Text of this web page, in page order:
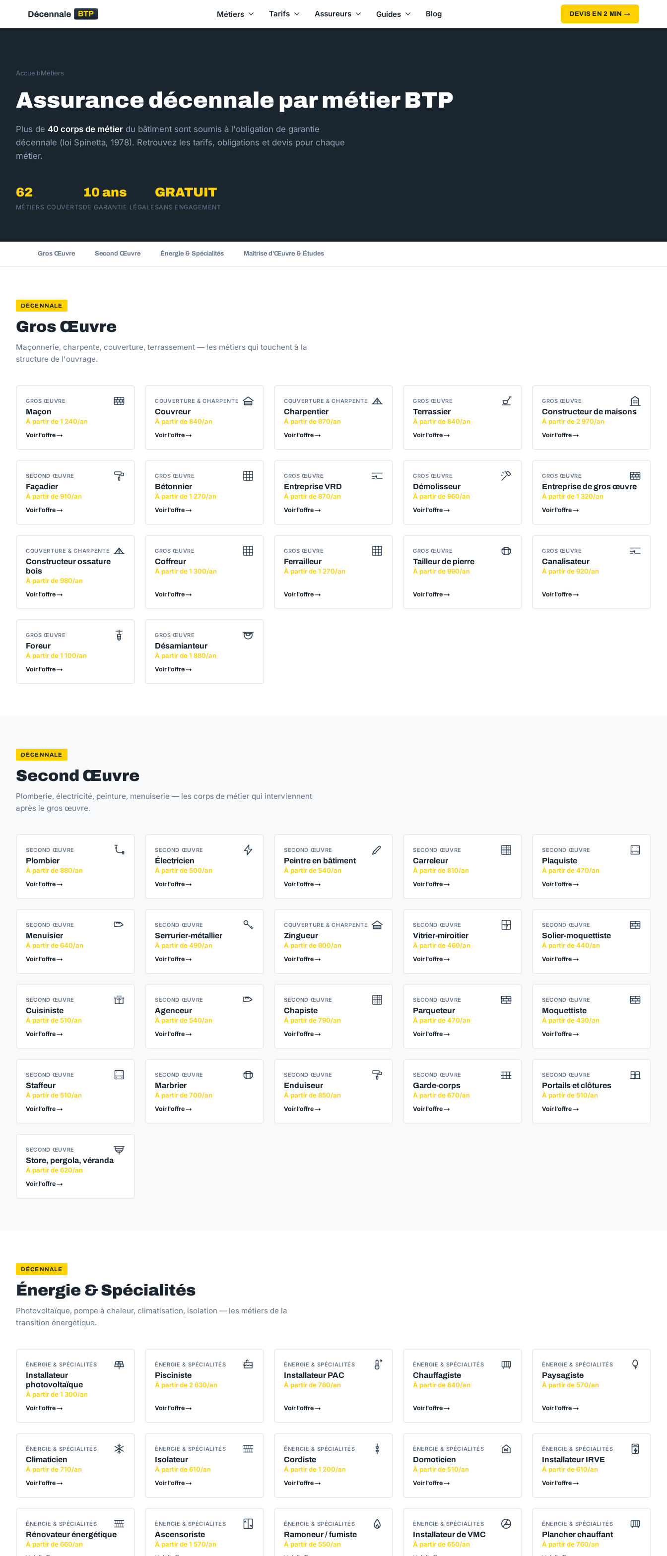
Métiers Tarifs Assureurs Guides Blog DEVIS EN 2 MIN →
Accueil›Métiers
Assurance décennale par métier BTP
Plus de 40 corps de métier du bâtiment sont soumis à l'obligation de garantie
décennale (loi Spinetta, 1978). Retrouvez les tarifs, obligations et devis pour chaque
métier.
62
MÉTIERS COUVERTS
10 ans
DE GARANTIE LÉGALE
GRATUIT
SANS ENGAGEMENT
Gros Œuvre Second Œuvre Énergie & Spécialités Maîtrise d'Œuvre & Études
DÉCENNALE
Gros Œuvre
Maçonnerie, charpente, couverture, terrassement — les métiers qui touchent à la
structure de l'ouvrage.
GROS ŒUVRE
Maçon
À partir de 1 240/an
Voir l'offre →
COUVERTURE & CHARPENTE
Couvreur
À partir de 840/an
Voir l'offre →
COUVERTURE & CHARPENTE
Charpentier
À partir de 870/an
Voir l'offre →
GROS ŒUVRE
Terrassier
À partir de 840/an
Voir l'offre →
GROS ŒUVRE
Constructeur de maisons
À partir de 2 970/an
Voir l'offre →
SECOND ŒUVRE
Façadier
À partir de 910/an
Voir l'offre →
GROS ŒUVRE
Bétonnier
À partir de 1 270/an
Voir l'offre →
GROS ŒUVRE
Entreprise VRD
À partir de 870/an
Voir l'offre →
GROS ŒUVRE
Démolisseur
À partir de 960/an
Voir l'offre →
GROS ŒUVRE
Entreprise de gros œuvre
À partir de 1 320/an
Voir l'offre →
COUVERTURE & CHARPENTE
Constructeur ossature
bois
À partir de 980/an
Voir l'offre →
GROS ŒUVRE
Coffreur
À partir de 1 300/an
Voir l'offre →
GROS ŒUVRE
Ferrailleur
À partir de 1 270/an
Voir l'offre →
GROS ŒUVRE
Tailleur de pierre
À partir de 990/an
Voir l'offre →
GROS ŒUVRE
Canalisateur
À partir de 920/an
Voir l'offre →
GROS ŒUVRE
Foreur
À partir de 1 100/an
Voir l'offre →
GROS ŒUVRE
Désamianteur
À partir de 1 880/an
Voir l'offre →
DÉCENNALE
Second Œuvre
Plomberie, électricité, peinture, menuiserie — les corps de métier qui interviennent
après le gros œuvre.
SECOND ŒUVRE
Plombier
À partir de 880/an
Voir l'offre →
SECOND ŒUVRE
Électricien
À partir de 500/an
Voir l'offre →
SECOND ŒUVRE
Peintre en bâtiment
À partir de 540/an
Voir l'offre →
SECOND ŒUVRE
Carreleur
À partir de 810/an
Voir l'offre →
SECOND ŒUVRE
Plaquiste
À partir de 470/an
Voir l'offre →
SECOND ŒUVRE
Menuisier
À partir de 640/an
Voir l'offre →
SECOND ŒUVRE
Serrurier-métallier
À partir de 490/an
Voir l'offre →
COUVERTURE & CHARPENTE
Zingueur
À partir de 800/an
Voir l'offre →
SECOND ŒUVRE
Vitrier-miroitier
À partir de 460/an
Voir l'offre →
SECOND ŒUVRE
Solier-moquettiste
À partir de 440/an
Voir l'offre →
SECOND ŒUVRE
Cuisiniste
À partir de 510/an
Voir l'offre →
SECOND ŒUVRE
Agenceur
À partir de 540/an
Voir l'offre →
SECOND ŒUVRE
Chapiste
À partir de 790/an
Voir l'offre →
SECOND ŒUVRE
Parqueteur
À partir de 470/an
Voir l'offre →
SECOND ŒUVRE
Moquettiste
À partir de 430/an
Voir l'offre →
SECOND ŒUVRE
Staffeur
À partir de 510/an
Voir l'offre →
SECOND ŒUVRE
Marbrier
À partir de 700/an
Voir l'offre →
SECOND ŒUVRE
Enduiseur
À partir de 850/an
Voir l'offre →
SECOND ŒUVRE
Garde-corps
À partir de 670/an
Voir l'offre →
SECOND ŒUVRE
Portails et clôtures
À partir de 510/an
Voir l'offre →
SECOND ŒUVRE
Store, pergola, véranda
À partir de 620/an
Voir l'offre →
DÉCENNALE
Énergie & Spécialités
Photovoltaïque, pompe à chaleur, climatisation, isolation — les métiers de la
transition énergétique.
ÉNERGIE & SPÉCIALITÉS
Installateur
photovoltaïque
À partir de 1 300/an
Voir l'offre →
ÉNERGIE & SPÉCIALITÉS
Pisciniste
À partir de 2 630/an
Voir l'offre →
ÉNERGIE & SPÉCIALITÉS
Installateur PAC
À partir de 780/an
Voir l'offre →
ÉNERGIE & SPÉCIALITÉS
Chauffagiste
À partir de 840/an
Voir l'offre →
ÉNERGIE & SPÉCIALITÉS
Paysagiste
À partir de 570/an
Voir l'offre →
ÉNERGIE & SPÉCIALITÉS
Climaticien
À partir de 710/an
Voir l'offre →
ÉNERGIE & SPÉCIALITÉS
Isolateur
À partir de 610/an
Voir l'offre →
ÉNERGIE & SPÉCIALITÉS
Cordiste
À partir de 1 200/an
Voir l'offre →
ÉNERGIE & SPÉCIALITÉS
Domoticien
À partir de 510/an
Voir l'offre →
ÉNERGIE & SPÉCIALITÉS
Installateur IRVE
À partir de 610/an
Voir l'offre →
ÉNERGIE & SPÉCIALITÉS
Rénovateur énergétique
À partir de 660/an
ÉNERGIE & SPÉCIALITÉS
Ascensoriste
À partir de 1 570/an
ÉNERGIE & SPÉCIALITÉS
Ramoneur / fumiste
À partir de 550/an
ÉNERGIE & SPÉCIALITÉS
Installateur de VMC
À partir de 650/an
ÉNERGIE & SPÉCIALITÉS
Plancher chauffant
À partir de 760/an